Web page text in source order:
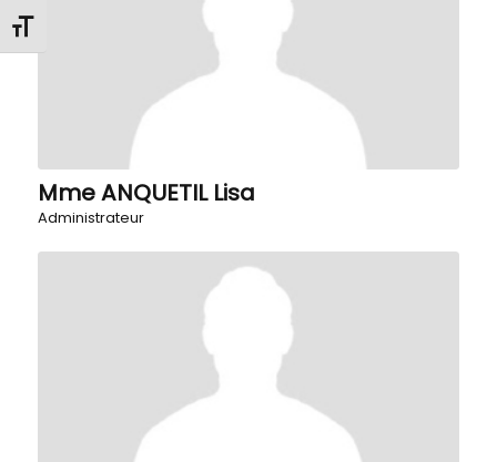
Changer la taille de la police
Mme ANQUETIL Lisa
Administrateur